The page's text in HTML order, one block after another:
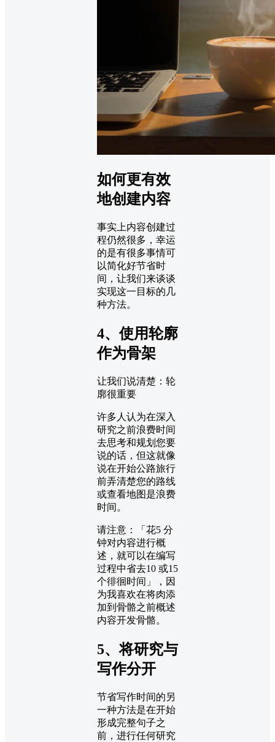
如何更有效
地创建内容
事实上内容创建过
程仍然很多，幸运
的是有很多事情可
以简化好节省时
间，让我们来谈谈
实现这一目标的几
种方法。
4、使用轮廓
作为骨架
让我们说清楚：轮
廓很重要
许多人认为在深入
研究之前浪费时间
去思考和规划您要
说的话，但这就像
说在开始公路旅行
前弄清楚您的路线
或查看地图是浪费
时间。
请注意：「花5 分
钟对内容进行概
述，就可以在编写
过程中省去10 或15
个徘徊时间」，因
为我喜欢在将肉添
加到骨骼之前概述
内容开发骨骼。
5、将研究与
写作分开
节省写作时间的另
一种方法是在开始
形成完整句子之
前，进行任何研究